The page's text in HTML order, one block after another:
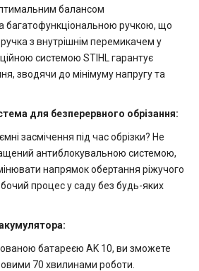
балансом
багатофункціональною ручкою, що
з внутрішнім перемикачем у
системою STIHL гарантує
зводячи до мінімуму напругу та
для безперервного обрізання:
засмічення під час обрізки? Не
антиблокувальною системою,
напрямок обертання ріжучого
процес у саду без будь-яких
батареєю AK 10, ви зможете
70 хвилинами роботи.